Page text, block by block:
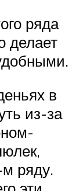
ряда
делает
в
из-за
ряду.